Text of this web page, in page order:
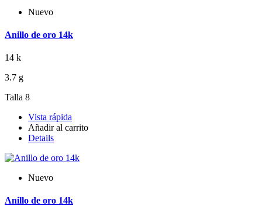
Nuevo
Anillo de oro 14k
14 k
3.7 g
Talla 8
Vista rápida
Añadir al carrito
Details
Nuevo
Anillo de oro 14k